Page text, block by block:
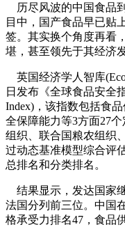
历尽风波的中国食品
目中，国产食品早已贴
签。其实换个角度再看
堪，甚至领先于其经济
英国经济学人智库
日发布《全球食品安全
Index)，该指数包括食
全保障能力等3方面27
组织、联合国粮农组织
过动态基准模型综合评
总排名和分类排名。
结果显示，发达国家
法国分列前三位。中国
格承受力排名47，食品